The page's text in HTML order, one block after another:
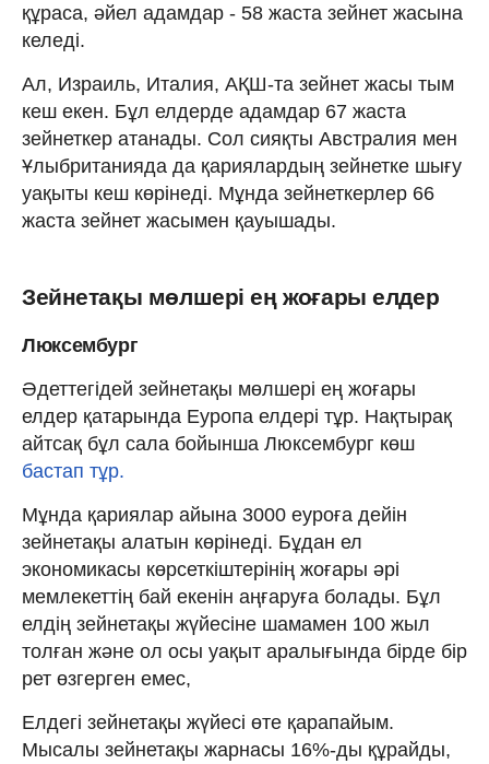
құраса, әйел адамдар - 58 жаста зейнет жасына
келеді.
Ал, Израиль, Италия, АҚШ-та зейнет жасы тым
кеш екен. Бұл елдерде адамдар 67 жаста
зейнеткер атанады. Сол сияқты Австралия мен
Ұлыбританияда да қариялардың зейнетке шығу
уақыты кеш көрінеді. Мұнда зейнеткерлер 66
жаста зейнет жасымен қауышады.
Зейнетақы мөлшері ең жоғары елдер
Люксембург
Әдеттегідей зейнетақы мөлшері ең жоғары
елдер қатарында Еуропа елдері тұр. Нақтырақ
айтсақ бұл сала бойынша Люксембург көш
бастап тұр.
Мұнда қариялар айына 3000 еуроға дейін
зейнетақы алатын көрінеді. Бұдан ел
экономикасы көрсеткіштерінің жоғары әрі
мемлекеттің бай екенін аңғаруға болады. Бұл
елдің зейнетақы жүйесіне шамамен 100 жыл
толған және ол осы уақыт аралығында бірде бір
рет өзгерген емес,
Елдегі зейнетақы жүйесі өте қарапайым.
Мысалы зейнетақы жарнасы 16%-ды құрайды,